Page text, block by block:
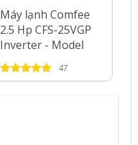
Máy lạnh Comfee
2.5 Hp CFS-25VGP
Inverter - Model
2025
47